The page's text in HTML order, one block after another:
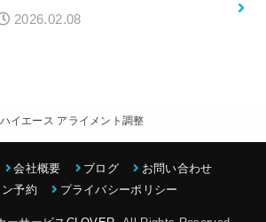
2026.02.08
ハイエース アライメント調整
会社概要 ブログ
お問い合わせ
予約
プライバシーポリシー